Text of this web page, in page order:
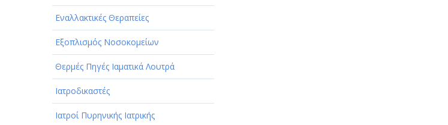
Εναλλακτικές Θεραπείες
Εξοπλισμός Νοσοκομείων
Θερμές Πηγές Ιαματικά Λουτρά
Ιατροδικαστές
Ιατροί Πυρηνικής Ιατρικής